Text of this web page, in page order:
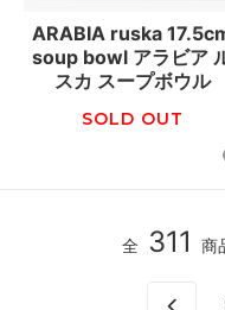
ARABIA ruska
soup bowl アラビア
スカ スープボウル
SOLD OUT
全 311 商